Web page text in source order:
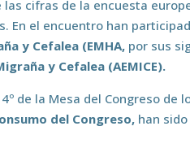
cifras de la encuesta
En el encuentro han
y Cefalea (EMHA, por sus
y Cefalea (AEMICE).
de la Mesa del Congreso de
del Congreso, han